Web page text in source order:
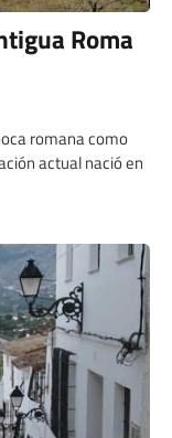
Roma
romana como
actual nació en